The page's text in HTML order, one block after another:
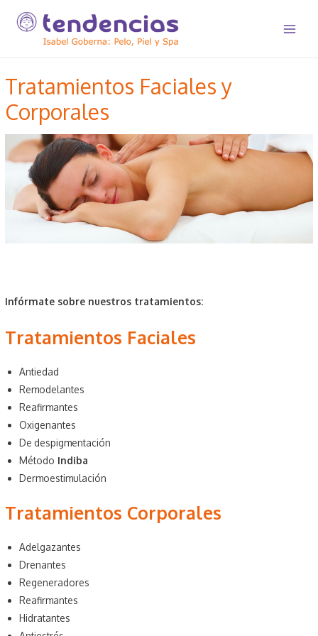
contenido
Tratamientos Faciales y
Corporales
Infórmate sobre nuestros tratamientos:
Tratamientos Faciales
Antiedad
Remodelantes
Reafirmantes
Oxigenantes
De despigmentación
Método Indiba
Dermoestimulación
Tratamientos Corporales
Adelgazantes
Drenantes
Regeneradores
Reafirmantes
Hidratantes